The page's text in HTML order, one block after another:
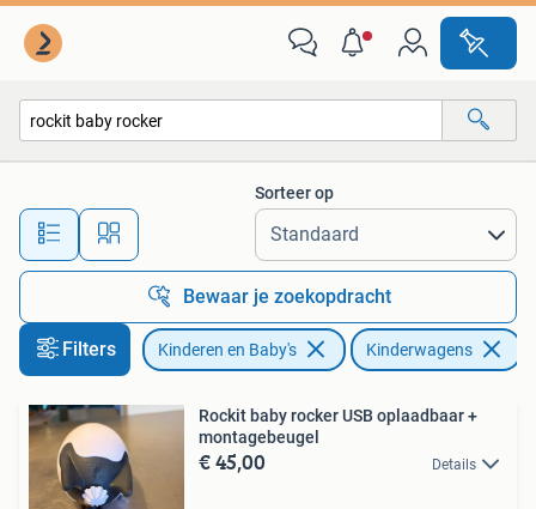
Alle afstanden…
Sorteer op
Bewaar je zoekopdracht
Filters Kinderen en Baby's Kinderwagens
Rockit baby rocker USB oplaadbaar +
montagebeugel
€ 45,00 Details